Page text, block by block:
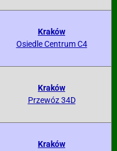
Kraków
Osiedle Centrum C4
Kraków
Przewóz 34D
Kraków